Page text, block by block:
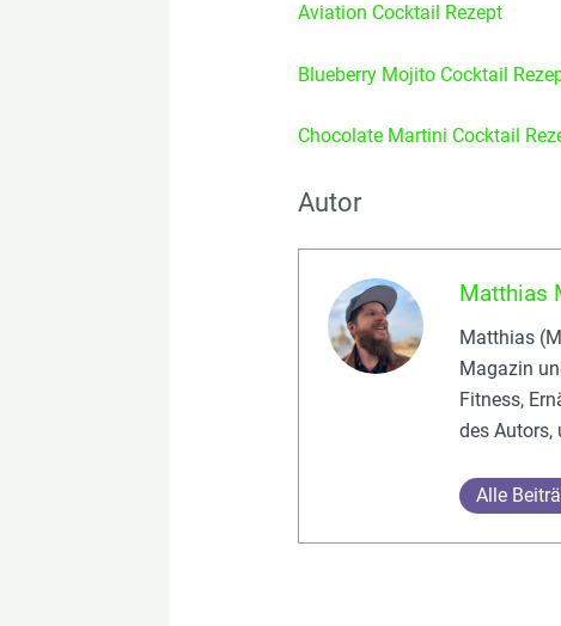
Aviation Cocktail Rezept
Blueberry Mojito Cocktail
Chocolate Martini Cocktail
Autor
Matthias
Matthias
Magazin
Fitness,
des Autors,
Alle